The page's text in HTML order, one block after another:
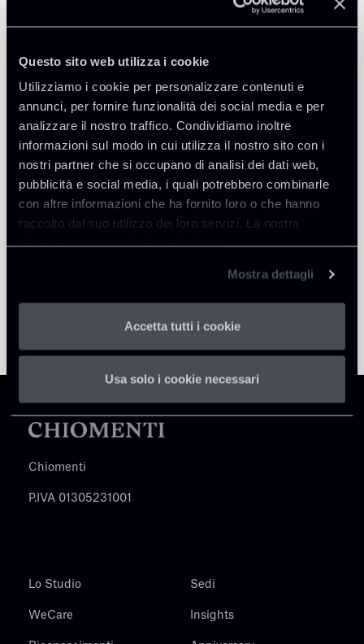
Questo sito web utilizza i cookie
Utilizziamo i cookie per personalizzare contenuti e
annunci, per fornire funzionalità dei social media e per
analizzare il nostro traffico. Condividiamo inoltre
informazioni sul modo in cui utilizza il nostro sito con i
nostri partner che si occupano di analisi dei dati web,
pubblicità e social media, i quali potrebbero combinarle
con altre informazioni che ha fornito loro o che hanno
raccolto dal suo utilizzo dei loro servizi. La nostra
informativa privacy è disponibilequi.
Mostra dettagli
Accetta tutti i cookie
Usa solo i cookie necessari
Torna agli Insights
Professionisti correlati
Filippo Brunetti
SEDI
Milano
Scopri il professionista
Chiomenti
P.IVA 01305231001
Lo Studio
WeCare
Sedi
Insights